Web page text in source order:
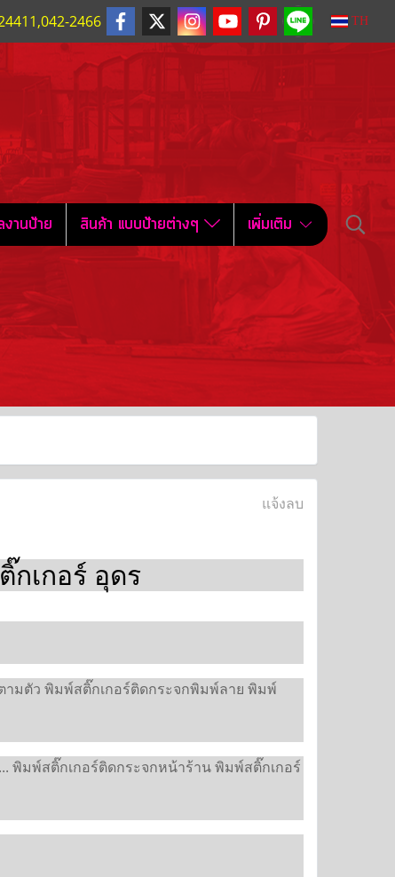
2466 TH
านป้าย สินค้า แบบป้ายต่างๆ เพิ่มเติม
แจ้งลบ
เกอร์ อุดร
มตัว พิมพ์สติ๊กเกอร์ติดกระจกพิมพ์ลาย พิมพ์
พิมพ์สติ๊กเกอร์ติดกระจกหน้าร้าน พิมพ์สติ๊กเกอร์